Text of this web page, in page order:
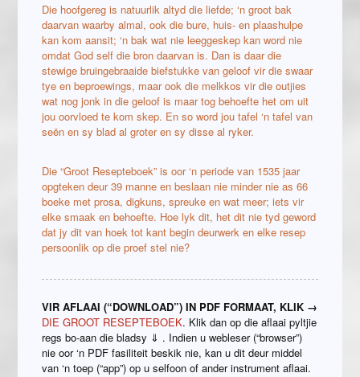
Die hoofgereg is natuurlik altyd die liefde; ‘n groot bak
daarvan waarby almal, ook die bure, huis- en plaashulpe
kan kom aansit; ‘n bak wat nie leeggeskep kan word nie
omdat God self die bron daarvan is. Dan is daar die
stewige bruingebraaide biefstukke van geloof vir die swaar
tye en beproewings, maar ook die melkkos vir die outjies
wat nog jonk in die geloof is maar tog behoefte het om uit
jou oorvloed te kom skep. En so word jou tafel ‘n tafel van
seën en sy blad al groter en sy disse al ryker.
Die “Groot Resepteboek” is oor ‘n periode van 1535 jaar
opgteken deur 39 manne en beslaan nie minder nie as 66
boeke met prosa, digkuns, spreuke en wat meer; iets vir
elke smaak en behoefte. Hoe lyk dit, het dit nie tyd geword
dat jy dit van hoek tot kant begin deurwerk en elke resep
persoonlik op die proef stel nie?
VIR AFLAAI (“DOWNLOAD”) IN PDF FORMAAT, KLIK →
DIE GROOT RESEPTEBOEK. Klik dan op die aflaai pyltjie
regs bo-aan die bladsy ⇓ . Indien u webleser (“browser”)
nie oor ‘n PDF fasiliteit beskik nie, kan u dit deur middel
van ‘n toep (“app”) op u selfoon of ander instrument aflaai.